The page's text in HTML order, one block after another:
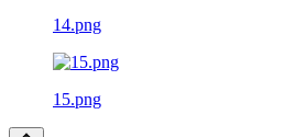
14.png
15.png